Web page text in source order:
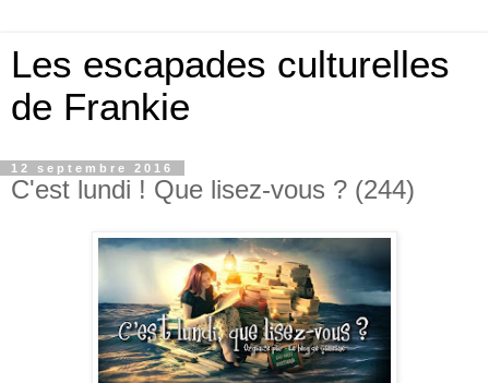
Les escapades culturelles
de Frankie
12 septembre 2016
C'est lundi ! Que lisez-vous ? (244)